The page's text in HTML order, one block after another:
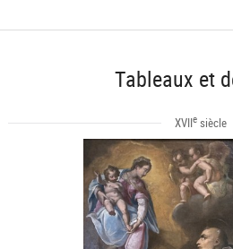
Tableaux et
XVIIesiècle